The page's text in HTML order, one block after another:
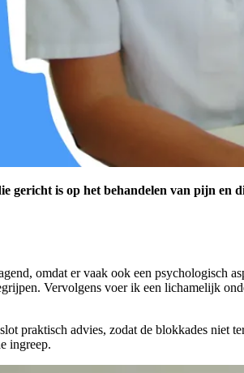
gericht is op het behandelen van pijn
omdat er vaak ook een psychologisch
Vervolgens voer ik een lichamelijk
praktisch advies, zodat de blokkades niet
ingreep.